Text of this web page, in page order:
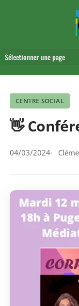
Sélectionner une page
CENTRE SOCIAL
👋
04/03/2024